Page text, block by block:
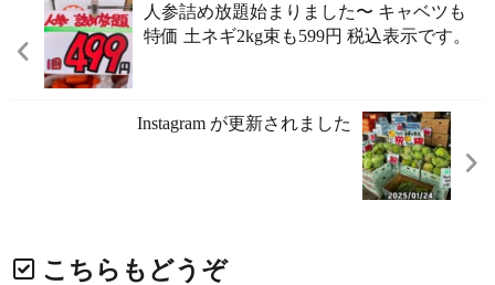
人参詰め放題始まりました〜 キャベツも
特価️ 土ネギ2kg束も599円 税込表示です。
Instagram が更新されました
こちらもどうぞ